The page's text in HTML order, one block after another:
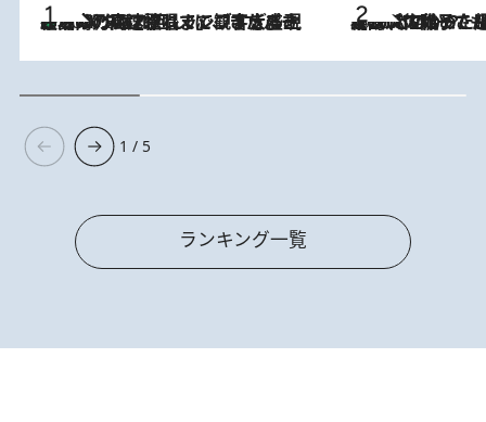
2026.8.7
「湘南乃風に憧れて」観客大盛上がりの“タオル回し”に、ラッパー顔負けの高速歌唱まで…さだまさし（74）のアグレッシブすぎる現在地 2026.8.5
【阿川佐和子さんの年とる力】なぜ70代で始めた趣味は“こんなに楽しい”のか？ ピアノ、俳句…スランプに陥っても続けられる“ある秘訣”とは
1 / 5
ランキング一覧